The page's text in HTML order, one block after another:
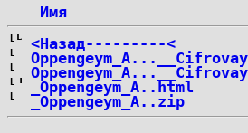
Имя
<Назад---------<
_Oppengeym_A..html
_Oppengeym_A..zip